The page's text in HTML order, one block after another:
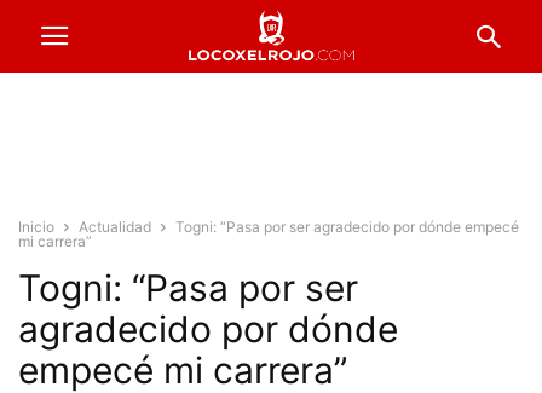
Inicio Actualidad
Togni: “Pasa por ser agradecido por dónde empecé
mi carrera”
Togni: “Pasa por ser
agradecido por dónde
empecé mi carrera”